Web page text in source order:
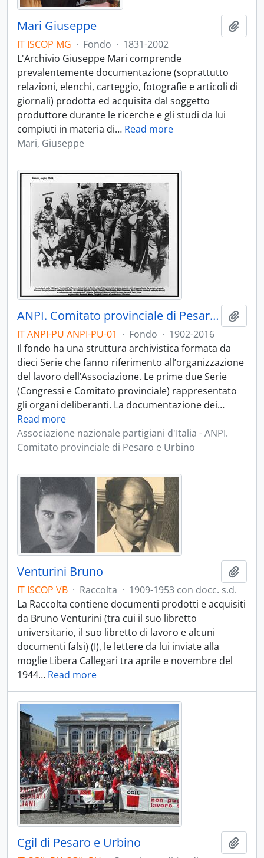
Mari Giuseppe
IT ISCOP MG · Fondo · 1831-2002
L'Archivio Giuseppe Mari comprende
prevalentemente documentazione (soprattutto
relazioni, elenchi, carteggio, fotografie e articoli di
giornali) prodotta ed acquisita dal soggetto
produttore durante le ricerche e gli studi da lui
compiuti in materia di… Read more
Mari, Giuseppe
ANPI. Comitato provinciale di Pesaro e Urbino - 1944-2016 con docc. originali e in copia 1850-1882; 1902-1943
IT ANPI-PU ANPI-PU-01 · Fondo · 1902-2016
Il fondo ha una struttura archivistica formata da
dieci Serie che fanno riferimento all’organizzazione
del lavoro dell’Associazione. Le prime due Serie
(Congressi e Comitato provinciale) rappresentato
gli organi deliberanti. La documentazione dei…
Read more
Associazione nazionale partigiani d'Italia - ANPI.
Comitato provinciale di Pesaro e Urbino
Venturini Bruno
IT ISCOP VB · Raccolta · 1909-1953 con docc. s.d.
La Raccolta contiene documenti prodotti e acquisiti
da Bruno Venturini (tra cui il suo libretto
universitario, il suo libretto di lavoro e alcuni
documenti falsi) (I), le lettere da lui inviate alla
moglie Libera Callegari tra aprile e novembre del
1944… Read more
Cgil di Pesaro e Urbino